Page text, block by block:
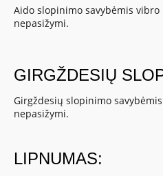
Aido slopinimo savybėmis
nepasižymi.
GIRGŽDESIŲ
Girgždesių slopinimo
nepasižymi.
LIPNUMAS: